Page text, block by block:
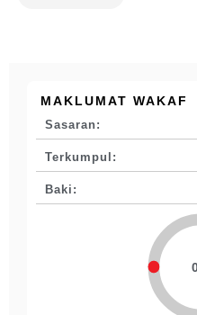
MAKLUMAT WAKAF
Sasaran:
Terkumpul:
Baki: